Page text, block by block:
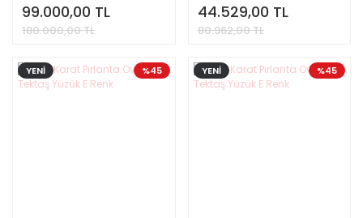
99.000,00 TL
180.000,00 TL
44.529,00 TL
80.962,00 TL
%45
YENİ %45
YENİ